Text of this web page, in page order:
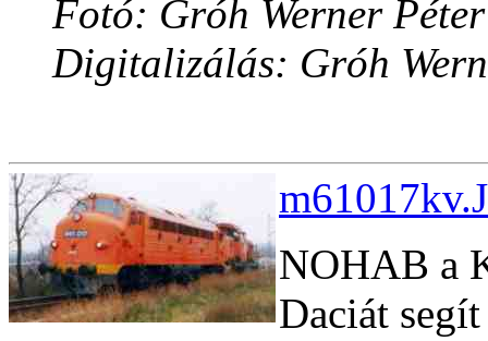
Fotó: Gróh Werner Péter
Digitalizálás: Gróh
NOHAB a
Daciát